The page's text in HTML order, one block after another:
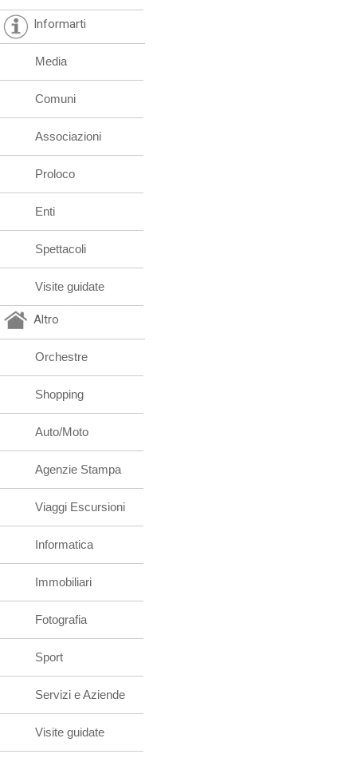
Informarti
Media
Comuni
Associazioni
Proloco
Enti
Spettacoli
Visite guidate
Altro
Orchestre
Shopping
Auto/Moto
Agenzie Stampa
Viaggi Escursioni
Informatica
Immobiliari
Fotografia
Sport
Servizi e Aziende
Visite guidate